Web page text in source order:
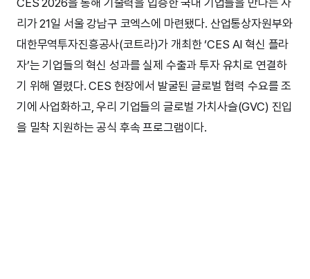
CES 2026을 통해 기술력을 입증한 국내 기업들을 만나는 자
리가 21일 서울 강남구 코엑스에 마련됐다. 산업통상자원부와
대한무역투자진흥공사(코트라)가 개최한 ‘CES AI 혁신 플라
자’는 기업들의 혁신 성과를 실제 수출과 투자 유치로 연결하
기 위해 열렸다. CES 현장에서 발굴된 글로벌 협력 수요를 조
기에 사업화하고, 우리 기업들의 글로벌 가치사슬(GVC) 진입
을 밀착 지원하는 공식 후속 프로그램이다.